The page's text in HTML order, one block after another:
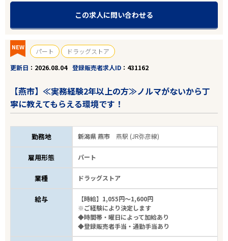
この求人に問い合わせる
NEW パート
ドラッグストア
更新日
2026.08.04 登録販売者求人ID 431162
【燕市】≪実務経験2年以上の方≫ノルマがないから丁
寧に教えてもらえる環境です！
勤務地 新潟県 燕市燕駅 (JR弥彦線)
雇用形態 パート
業種 ドラッグストア
給与
【時給】1,055円～1,600円
※ご経験により決定します
◆時間帯・曜日によって加給あり
◆登録販売者手当・通勤手当あり